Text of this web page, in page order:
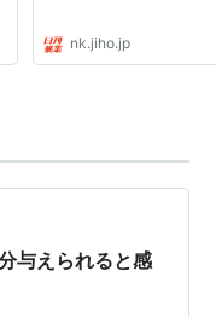
nk.jiho.jp
与えられると感